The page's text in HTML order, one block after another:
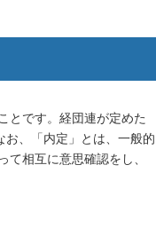
とです。経団連が定めた
、「内定」とは、一般的
相互に意思確認をし、